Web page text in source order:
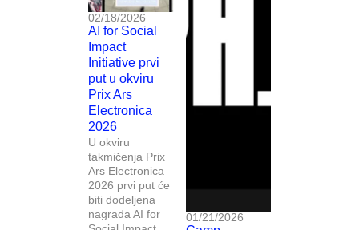
02/18/2026
AI for Social
Impact
Initiative prvi
put u okviru
Prix Ars
Electronica
2026
U okviru
takmičenja Prix
Ars Electronica
2026 prvi put će
biti dodeljena
nagrada AI for
01/21/2026